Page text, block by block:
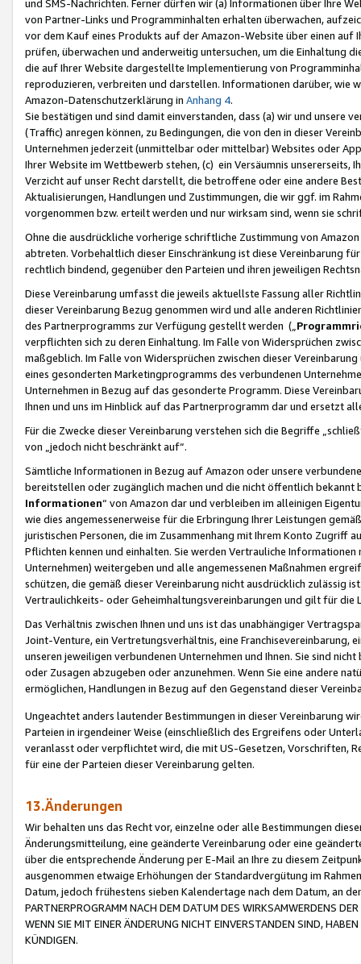
und SMS-Nachrichten. Ferner dürfen wir (a) Informationen über Ihre
von Partner-Links und Programminhalten erhalten überwachen,
vor dem Kauf eines Produkts auf der Amazon-Website über einen
prüfen, überwachen und anderweitig untersuchen, um die Einhaltung
die auf Ihrer Website dargestellte Implementierung von
reproduzieren, verbreiten und darstellen. Informationen darüber, wie
Amazon-Datenschutzerklärung in Anhang 4.
Sie bestätigen und sind damit einverstanden, dass (a) wir und
(Traffic) anregen können, zu Bedingungen, die von den in dieser
Unternehmen jederzeit (unmittelbar oder mittelbar) Websites oder
Ihrer Website im Wettbewerb stehen, (c) ein Versäumnis unsererseits,
Verzicht auf unser Recht darstellt, die betroffene oder eine andere
Aktualisierungen, Handlungen und Zustimmungen, die wir ggf. im
vorgenommen bzw. erteilt werden und nur wirksam sind, wenn sie
Ohne die ausdrückliche vorherige schriftliche Zustimmung von
abtreten. Vorbehaltlich dieser Einschränkung ist diese Vereinbarung
rechtlich bindend, gegenüber den Parteien und ihren jeweiligen
Diese Vereinbarung umfasst die jeweils aktuellste Fassung aller
dieser Vereinbarung Bezug genommen wird und alle anderen
des Partnerprogramms zur Verfügung gestellt werden („
verpflichten sich zu deren Einhaltung. Im Falle von Widersprüchen
maßgeblich. Im Falle von Widersprüchen zwischen dieser
eines gesonderten Marketingprogramms des verbundenen
Unternehmen in Bezug auf das gesonderte Programm. Diese
Ihnen und uns im Hinblick auf das Partnerprogramm dar und ersetzt
Für die Zwecke dieser Vereinbarung verstehen sich die Begriffe
von „jedoch nicht beschränkt auf“.
Sämtliche Informationen in Bezug auf Amazon oder unsere
bereitstellen oder zugänglich machen und die nicht öffentlich
Informationen“ von Amazon dar und verbleiben im alleinigen
wie dies angemessenerweise für die Erbringung Ihrer Leistungen
juristischen Personen, die im Zusammenhang mit Ihrem Konto
Pflichten kennen und einhalten. Sie werden Vertrauliche
Unternehmen) weitergeben und alle angemessenen Maßnahmen
schützen, die gemäß dieser Vereinbarung nicht ausdrücklich zulässig
Vertraulichkeits- oder Geheimhaltungsvereinbarungen und gilt für die
Das Verhältnis zwischen Ihnen und uns ist das unabhängiger
Joint-Venture, ein Vertretungsverhältnis, eine Franchisevereinbarung,
unseren jeweiligen verbundenen Unternehmen und Ihnen. Sie sind
oder Zusagen abzugeben oder anzunehmen. Wenn Sie eine andere
ermöglichen, Handlungen in Bezug auf den Gegenstand dieser
Ungeachtet anders lautender Bestimmungen in dieser Vereinbarung
Parteien in irgendeiner Weise (einschließlich des Ergreifens oder
veranlasst oder verpflichtet wird, die mit US-Gesetzen, Vorschriften,
für eine der Parteien dieser Vereinbarung gelten.
13.Änderungen
Wir behalten uns das Recht vor, einzelne oder alle Bestimmungen
Änderungsmitteilung, eine geänderte Vereinbarung oder eine
über die entsprechende Änderung per E-Mail an Ihre zu diesem
ausgenommen etwaige Erhöhungen der Standardvergütung im
Datum, jedoch frühestens sieben Kalendertage nach dem Datum, an
PARTNERPROGRAMM NACH DEM DATUM DES WIRKSAMWERDENS
WENN SIE MIT EINER ÄNDERUNG NICHT EINVERSTANDEN SIND,
KÜNDIGEN.